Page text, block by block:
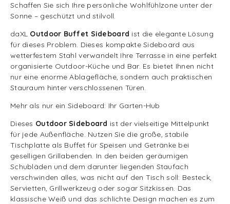
Schaffen Sie sich Ihre persönliche Wohlfühlzone unter der
Sonne – geschützt und stilvoll.
daXL Outdoor Buffet Sideboard ist die elegante Lösung
für dieses Problem. Dieses kompakte Sideboard aus
wetterfestem Stahl verwandelt Ihre Terrasse in eine perfekt
organisierte Outdoor-Küche und Bar. Es bietet Ihnen nicht
nur eine enorme Ablagefläche, sondern auch praktischen
Stauraum hinter verschlossenen Türen.
Mehr als nur ein Sideboard: Ihr Garten-Hub
Dieses Outdoor Sideboard ist der vielseitige Mittelpunkt
für jede Außenfläche. Nutzen Sie die große, stabile
Tischplatte als Buffet für Speisen und Getränke bei
geselligen Grillabenden. In den beiden geräumigen
Schubläden und dem darunter liegenden Staufach
verschwinden alles, was nicht auf den Tisch soll: Besteck,
Servietten, Grillwerkzeug oder sogar Sitzkissen. Das
klassische Weiß und das schlichte Design machen es zum